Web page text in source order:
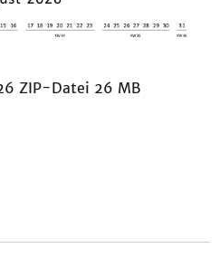
ZIP-Datei 26 MB